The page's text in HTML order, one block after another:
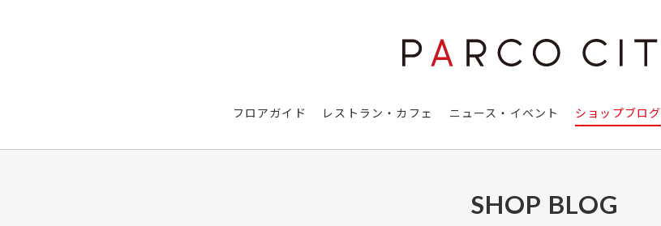
フロアガイド レストラン・カフェ ニュース・イベント ショップブログ
SHOP BLOG